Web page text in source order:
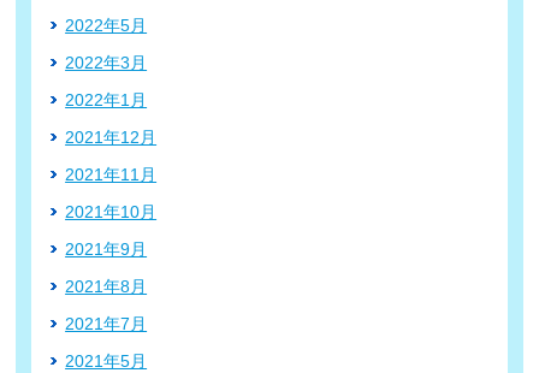
2022年5月
2022年3月
2022年1月
2021年12月
2021年11月
2021年10月
2021年9月
2021年8月
2021年7月
2021年5月